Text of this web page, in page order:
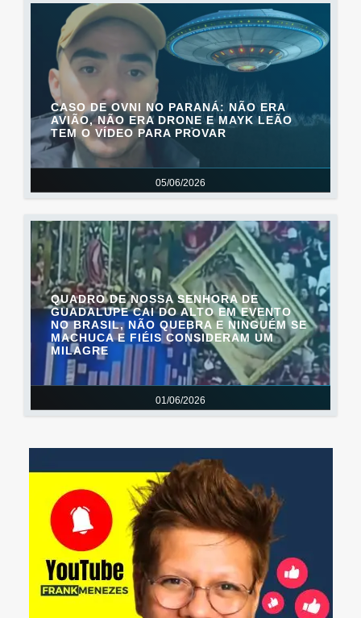
05/06/2026
CASO DE OVNI NO PARANÁ: NÃO ERA
AVIÃO, NÃO ERA DRONE E MAYK LEÃO
TEM O VÍDEO PARA PROVAR
01/06/2026
QUADRO DE NOSSA SENHORA DE
GUADALUPE CAI DO ALTO EM EVENTO
NO BRASIL, NÃO QUEBRA E NINGUÉM SE
MACHUCA E FIÉIS CONSIDERAM UM
MILAGRE